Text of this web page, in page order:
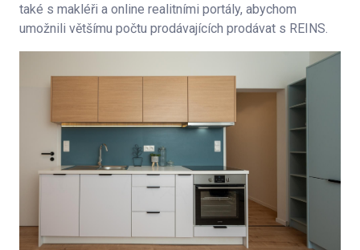
také s makléři a online realitními portály, abychom
umožnili většímu počtu prodávajících prodávat s REINS.